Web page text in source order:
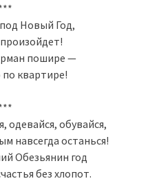
Новый Год,
пошире —
квартире!
одевайся, обувайся,
навсегда останься!
Обезьянин год
без хлопот.